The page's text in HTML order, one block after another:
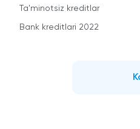
Ta'minotsiz kreditlar
Bank kreditlari 2022